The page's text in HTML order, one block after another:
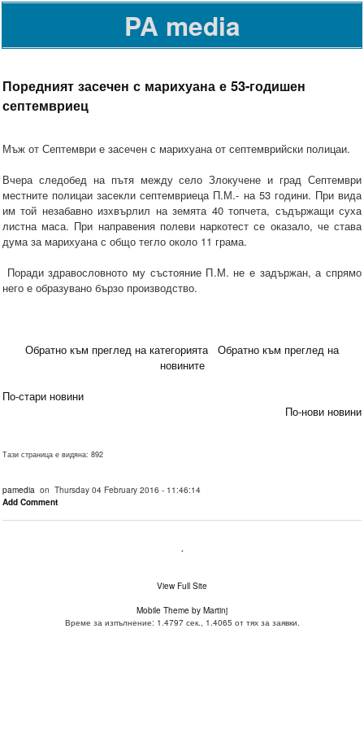
PA media
Поредният засечен с марихуана е 53-годишен
септемвриец
Мъж от Септември е засечен с марихуана от септемврийски полицаи.
Вчера следобед на пътя между село Злокучене и град Септември
местните полицаи засекли септемвриеца П.М.- на 53 години. При вида
им той незабавно изхвърлил на земята 40 топчета, съдържащи суха
листна маса. При направения полеви наркотест се оказало, че става
дума за марихуана с общо тегло около 11 грама.
Поради здравословното му състояние П.М. не е задържан, а спрямо
него е образувано бързо производство.
Обратно към преглед на категорията
Обратно към преглед на
новините
По-стари новини
По-нови новини
Тази страница е видяна: 892
pamedia on Thursday 04 February 2016 - 11:46:14
Add Comment
.
View Full Site
Mobile Theme by Martinj
Време за изпълнение: 1.4797 сек., 1.4065 от тях за заявки.